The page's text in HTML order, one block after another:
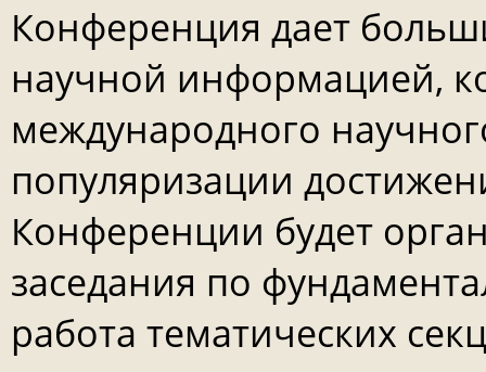
Конференция дает
научной информацией,
международного
популяризации
Конференции будет
заседания по
работа тематических